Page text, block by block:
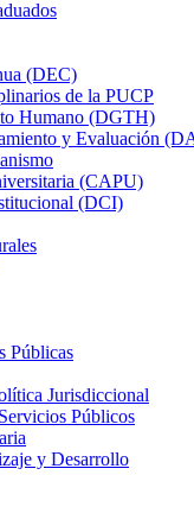
(DEC)
de la PUCP
Humano (DGTH)
y Evaluación
(CAPU)
(DCI)
Públicas
Jurisdiccional
Públicos
y Desarrollo